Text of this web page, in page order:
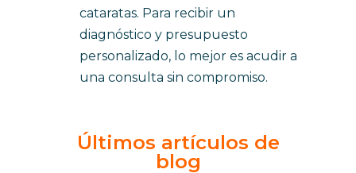
cataratas. Para recibir un
diagnóstico y presupuesto
personalizado, lo mejor es acudir a
una consulta sin compromiso.
Últimos artículos de
blog